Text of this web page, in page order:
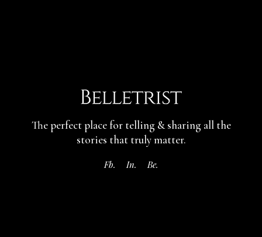
The perfect place for telling & sharing all the
stories that truly matter.
Fb. In. Be.